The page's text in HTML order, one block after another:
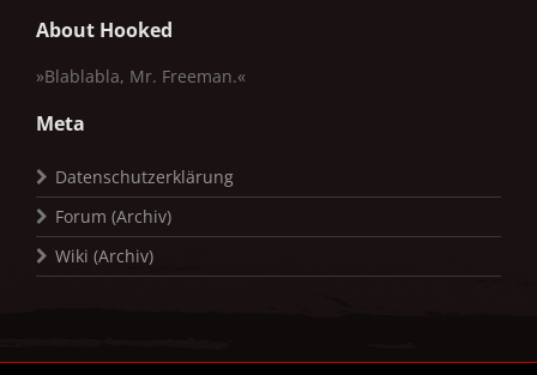
About Hooked
»Blablabla, Mr. Freeman.«
Meta
Datenschutzerklärung
Forum (Archiv)
Wiki (Archiv)